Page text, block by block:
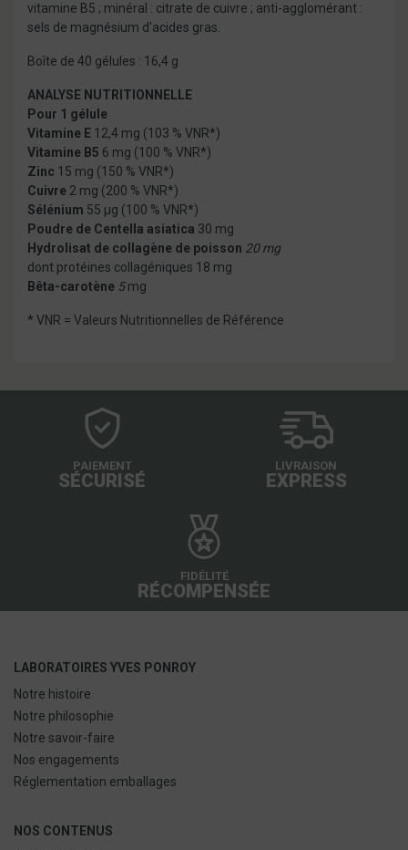
vitamine B5 ; minéral : citrate de cuivre ; anti-agglomérant :
sels de magnésium d'acides gras.
Boîte de 40 gélules : 16,4 g
ANALYSE NUTRITIONNELLE
Pour 1 gélule
Vitamine E 12,4 mg (103 % VNR*)
Vitamine B5 6 mg (100 % VNR*)
Zinc 15 mg (150 % VNR*)
Cuivre 2 mg (200 % VNR*)
Sélénium 55 µg (100 % VNR*)
Poudre de Centella asiatica 30 mg
Hydrolisat de collagène de poisson 20 mg
dont protéines collagéniques 18 mg
Bêta-carotène 5mg
* VNR = Valeurs Nutritionnelles de Référence
PAIEMENT
SÉCURISÉ
LIVRAISON
EXPRESS
FIDÉLITÉ
RÉCOMPENSÉE
LABORATOIRES YVES PONROY
Notre histoire
Notre philosophie
Notre savoir-faire
Nos engagements
Réglementation emballages
NOS CONTENUS